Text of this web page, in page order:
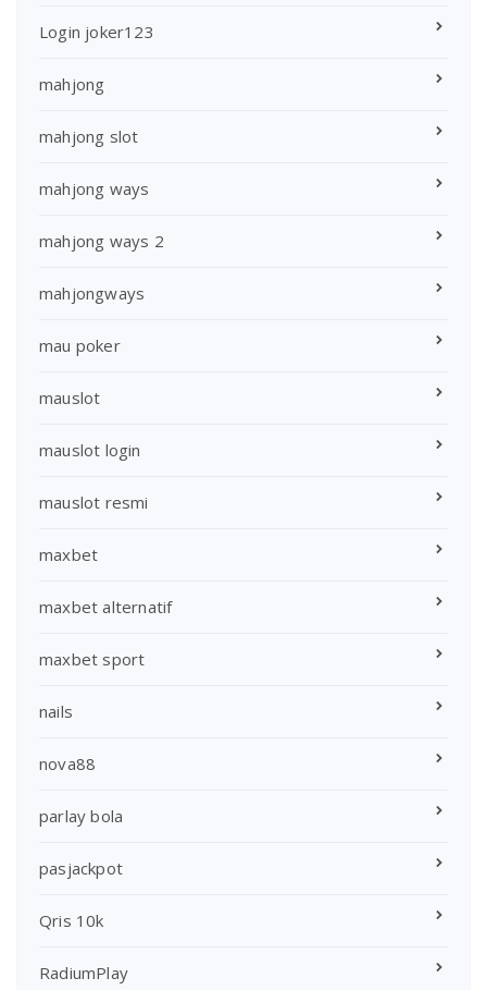
Login joker123
mahjong
mahjong slot
mahjong ways
mahjong ways 2
mahjongways
mau poker
mauslot
mauslot login
mauslot resmi
maxbet
maxbet alternatif
maxbet sport
nails
nova88
parlay bola
pasjackpot
Qris 10k
RadiumPlay